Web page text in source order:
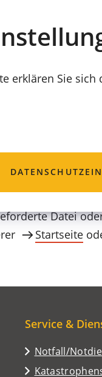
erklären Sie
Datei
Startseite
Service &
Notfall/